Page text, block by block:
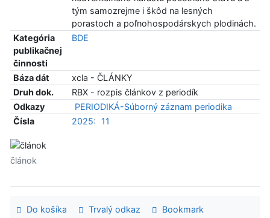
tým samozrejme i škôd na lesných
porastoch a poľnohospodárskych plodinách.
Kategória
publikačnej
činnosti
BDE
Báza dát
xcla - ČLÁNKY
Druh dok.
RBX - rozpis článkov z periodík
Odkazy
PERIODIKÁ-Súborný záznam periodika
Čísla
2025: 11
článok
Do košíka Trvalý odkaz
Bookmark